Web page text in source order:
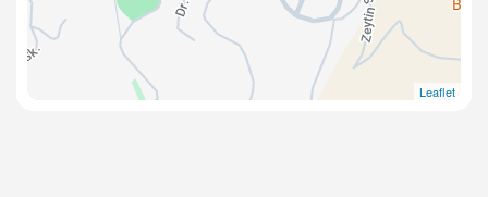
Leaflet